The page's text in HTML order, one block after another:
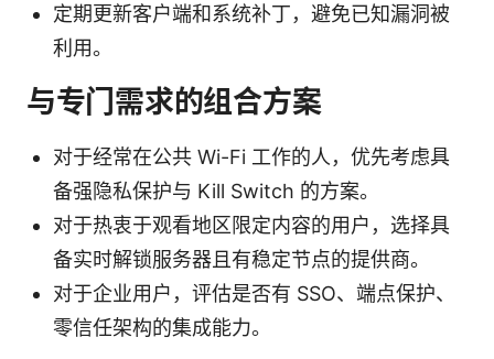
定期更新客户端和系统补丁，避免已知漏洞被
利用。
与专门需求的组合方案
对于经常在公共 Wi-Fi 工作的人，优先考虑具
备强隐私保护与 Kill Switch 的方案。
对于热衷于观看地区限定内容的用户，选择具
备实时解锁服务器且有稳定节点的提供商。
对于企业用户，评估是否有 SSO、端点保护、
零信任架构的集成能力。